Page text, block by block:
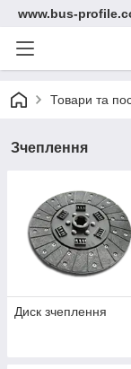
www.bus-
Товари та
Зчеплення
Диск зчеплення